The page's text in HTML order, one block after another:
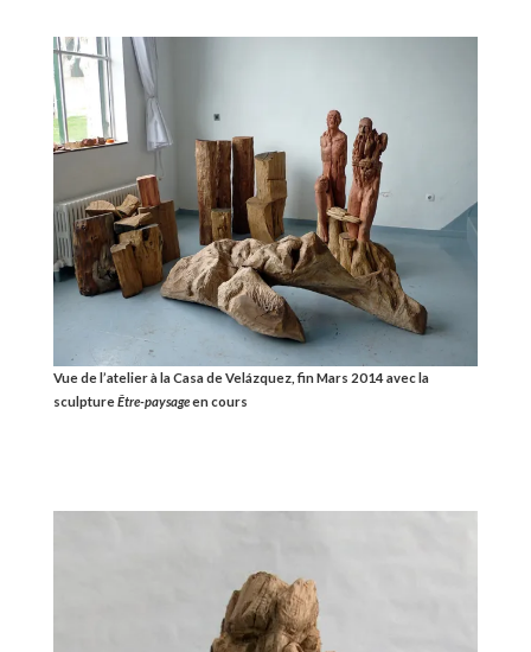
Vue de l’atelier à la Casa de Velázquez, fin Mars 2014 avec la
sculptureÊtre-paysageen cours